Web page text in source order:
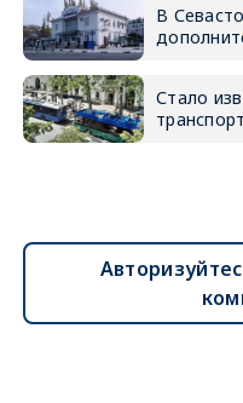
В
Стало